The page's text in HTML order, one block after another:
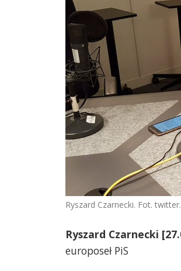
Ryszard Czarnecki. Fot.
Ryszard Czarnecki
europoseł PiS